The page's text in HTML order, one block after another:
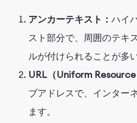
アンカーテキスト： ハイ
スト部分で、周囲のテキ
ルが付けられることが多い
URL（Uniform
ブアドレスで、インター
ます。